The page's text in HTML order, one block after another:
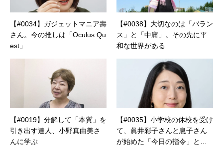
【#0034】ガジェットマニア壽
さん。今の推しは「Oculus Qu
est」
【#0038】大切なのは「バラン
ス」と「中庸」。その先に平
和な世界がある
【#0019】分解して「本質」を
引き出す達人、小野真由美さ
んに学ぶ
【#0035】小学校の休校を受け
て、眞井彩子さんと息子さん
が始めた「今日の指令」と